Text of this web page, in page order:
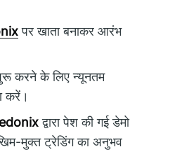
पर खाता बनाकर आरंभ
करने के लिए न्यूनतम
करें।
द्वारा पेश की गई डेमो
मुक्त ट्रेडिंग का अनुभव